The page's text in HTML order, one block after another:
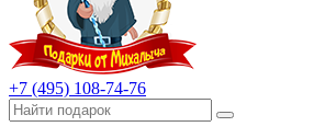
+7 (495) 108-74-76